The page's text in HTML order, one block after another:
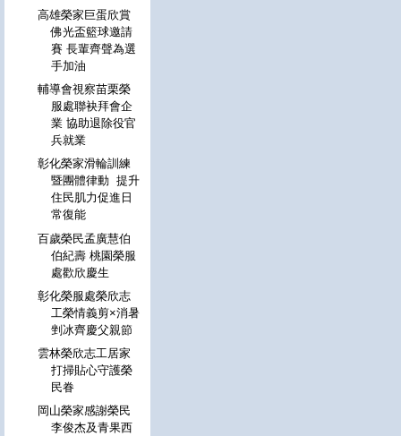
高雄榮家巨蛋欣賞
佛光盃籃球邀請
賽 長輩齊聲為選
手加油
輔導會視察苗栗榮
服處聯袂拜會企
業 協助退除役官
兵就業
彰化榮家滑輪訓練
暨團體律動 提升
住民肌力促進日
常復能
百歲榮民孟廣慧伯
伯紀壽 桃園榮服
處歡欣慶生
彰化榮服處榮欣志
工榮情義剪×消暑
剉冰齊慶父親節
雲林榮欣志工居家
打掃貼心守護榮
民眷
岡山榮家感謝榮民
李俊杰及青果西